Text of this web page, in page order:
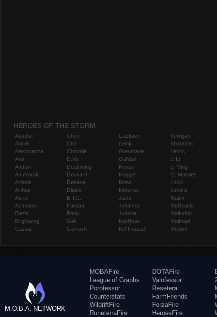
HEROES OF THE STORM
Abathur
Alarak
Alexstrasza
Ana
Anduin
Anub'arak
Artanis
Arthas
Auriel
Azmodan
Blaze
Brightwing
Cassia
Chen
Cho
Chromie
D.Va
Deathwing
Deckard
Dehaka
Diablo
E.T.C.
Falstad
Fenix
Gall
Garrosh
Gazlowe
Genji
Greymane
Gul'dan
Hanzo
Hogger
Illidan
Imperius
Jaina
Johanna
Junkrat
Kael'thas
Kel'Thuzad
Kerrigan
Kharazim
Leoric
Li Li
Li-Ming
Lt. Morales
Lúcio
Lunara
Maiev
Mal'Ganis
Malfurion
Malthael
Medivh
M.O.B.A. NETWORK
MOBAFire
League of Graphs
Porofessor
Counterstats
WildriftFire
RuneterraFire
DOTAFire
Valofessor
Resetera
FarmFriends
ForzaFire
HeroesFire